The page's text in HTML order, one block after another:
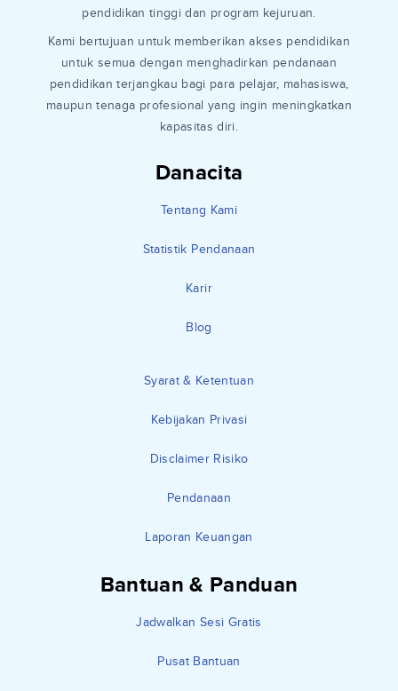
Danacita
Tentang Kami
Statistik Pendanaan
Karir
Blog
Syarat & Ketentuan
Kebijakan Privasi
Disclaimer Risiko
Pendanaan
Laporan Keuangan
Bantuan & Panduan
Jadwalkan Sesi Gratis
Pusat Bantuan
pendidikan tinggi dan program kejuruan.
Kami bertujuan untuk memberikan akses pendidikan
untuk semua dengan menghadirkan pendanaan
pendidikan terjangkau bagi para pelajar, mahasiswa,
maupun tenaga profesional yang ingin meningkatkan
kapasitas diri.